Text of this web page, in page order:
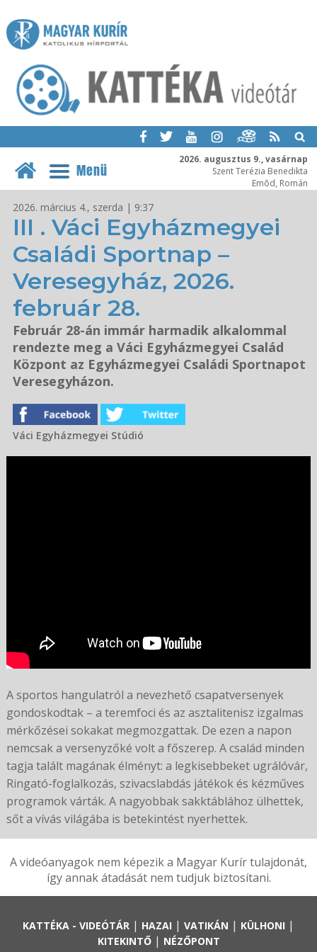
2026. augusztus 9., vasárnap
Szent Terézia Benedikta
Emõd, Román
Menü
A sportos hangulatról a nevezhető csapatversenyek
gondoskodtak – a teremfoci és az asztalitenisz izgalmas
mérkőzései sokakat megmozgattak. De ezen a napon
nemcsak a versenyzőké volt a főszerep. A család minden
tagja talált magának élményt: a legkisebbeket ugrálóvár,
Ringató-foglalkozás, szivacslabdás játékok és kézműves
programok várták. A nagyobbak sakktáblához ülhettek,
sőt a vívás világába is betekintést nyerhettek.
2026. március 4., szerda | 9:37
III . Váci Egyházmegyei
Családi Sportnap –
Veresegyház, 2026.
február 28.
Február 28-án immár harmadik alkalommal
rendezte meg a Váci Egyházmegyei Család
Központ az Egyházmegyei Családi Sportnapot
Veresegyházon.
Váci Egyházmegyei Stúdió
A videóanyagok nem képezik a Magyar Kurír tulajdonát,
így annak átadását nem tudjuk biztosítani.
KATTÉKA - VIDEÓTÁR | HAZAI | VATIKÁN | KÜLHONI |
KITEKINTŐ| NÉZŐPONT